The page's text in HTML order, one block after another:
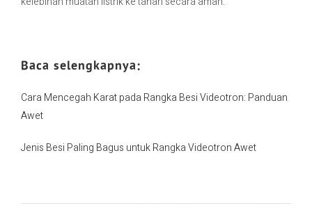
Baca selengkapnya:
Cara Mencegah Karat pada Rangka Besi Videotron: Panduan
Awet
Jenis Besi Paling Bagus untuk Rangka Videotron Awet